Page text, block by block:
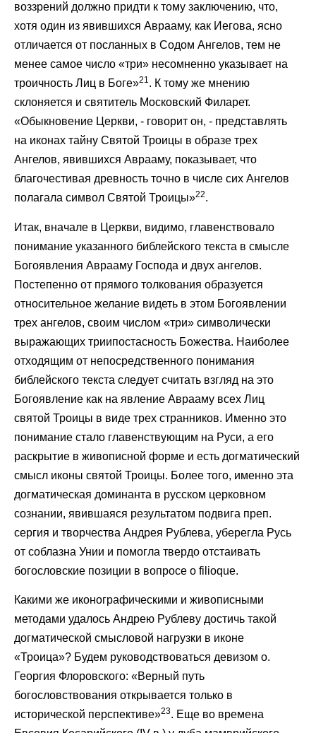
воззрений должно придти к тому заключению, что,
хотя один из явившихся Аврааму, как Иегова, ясно
отличается от посланных в Содом Ангелов, тем не
менее самое число «три» несомненно указывает на
троичность Лиц в Боге»21. К тому же мнению
склоняется и святитель Московский Филарет.
«Обыкновение Церкви, - говорит он, - представлять
на иконах тайну Святой Троицы в образе трех
Ангелов, явившихся Аврааму, показывает, что
благочестивая древность точно в числе сих Ангелов
полагала символ Святой Троицы»22.
Итак, вначале в Церкви, видимо, главенствовало
понимание указанного библейского текста в смысле
Богоявления Аврааму Господа и двух ангелов.
Постепенно от прямого толкования образуется
относительное желание видеть в этом Богоявлении
трех ангелов, своим числом «три» символически
выражающих триипостасность Божества. Наиболее
отходящим от непосредственного понимания
библейского текста следует считать взгляд на это
Богоявление как на явление Аврааму всех Лиц
святой Троицы в виде трех странников. Именно это
понимание стало главенствующим на Руси, а его
раскрытие в живописной форме и есть догматический
смысл иконы святой Троицы. Более того, именно эта
догматическая доминанта в русском церковном
сознании, явившаяся результатом подвига преп.
сергия и творчества Андрея Рублева, уберегла Русь
от соблазна Унии и помогла твердо отстаивать
богословские позиции в вопросе о filioque.
Какими же иконографическими и живописными
методами удалось Андрею Рублеву достичь такой
догматической смысловой нагрузки в иконе
«Троица»? Будем руководствоваться девизом о.
Георгия Флоровского: «Верный путь
богословствования открывается только в
исторической перспективе»23. Еще во времена